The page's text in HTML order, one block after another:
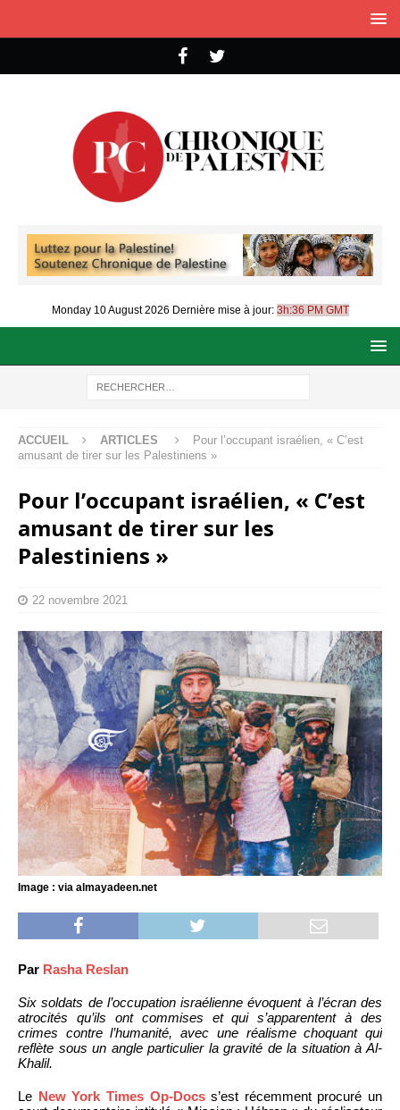
Monday 10 August 2026 Dernière mise à jour: 3h:36 PM GMT
ACCUEIL ARTICLES
Pour l’occupant israélien, « C’est
amusant de tirer sur les Palestiniens »
Pour l’occupant israélien, « C’est
amusant de tirer sur les
Palestiniens »
22 novembre 2021
Image : via almayadeen.net
Par Rasha Reslan
Six soldats de l’occupation israélienne évoquent à l’écran des
atrocités qu’ils ont commises et qui s’apparentent à des
crimes contre l’humanité, avec une réalisme choquant qui
reflète sous un angle particulier la gravité de la situation à Al-
Khalil.
Le New York Times Op-Docss’est récemment procuré un